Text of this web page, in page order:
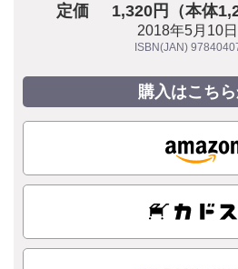
定価 1,320円（本体
2018年5月10
ISBN(JAN)
購入はこち